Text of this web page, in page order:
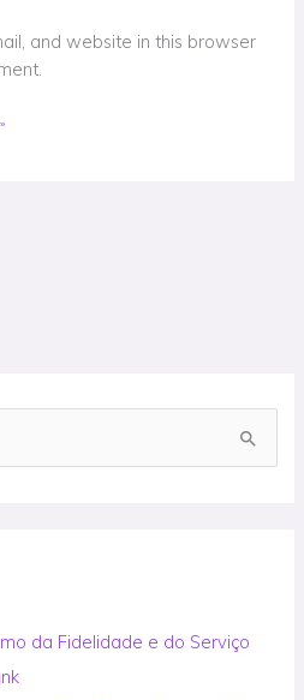
da Fidelidade e do Serviço
and website in this browser